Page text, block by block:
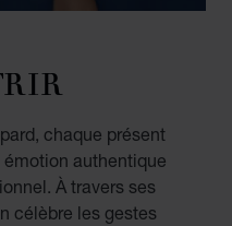
chaque présent
authentique
À travers ses
célèbre les gestes